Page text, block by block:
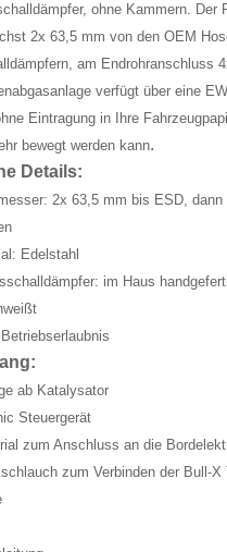
ohne Kammern. Der
2x 63,5 mm von den OEM
am Endrohranschluss
verfügt über eine
Eintragung in Ihre
bewegt werden kann.
Details:
2x 63,5 mm bis ESD,
Edelstahl
im Haus
ab Katalysator
Steuergerät
zum Anschluss an die
zum Verbinden der Bull-X